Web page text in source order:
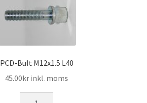
PCD-Bult M12x1.5 L40
45.00kr inkl. moms